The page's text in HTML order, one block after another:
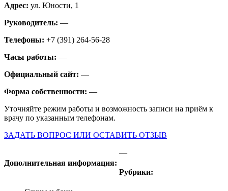
Адрес: ул. Юности, 1
Руководитель: —
Телефоны: +7 (391) 264-56-28
Часы работы: —
Официальный сайт: —
Форма собственности: —
Уточняйте режим работы и возможность записи на приём к
врачу по указанным телефонам.
ЗАДАТЬ ВОПРОС ИЛИ ОСТАВИТЬ ОТЗЫВ
Дополнительная информация:
—
Рубрики: